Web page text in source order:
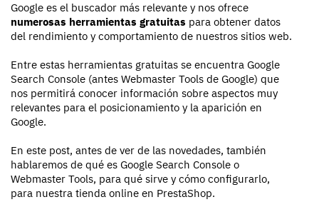
Google es el buscador más relevante y nos ofrece
numerosas herramientas gratuitas para obtener datos
del rendimiento y comportamiento de nuestros sitios web.
Entre estas herramientas gratuitas se encuentra Google
Search Console (antes Webmaster Tools de Google) que
nos permitirá conocer información sobre aspectos muy
relevantes para el posicionamiento y la aparición en
Google.
En este post, antes de ver de las novedades, también
hablaremos de qué es Google Search Console o
Webmaster Tools, para qué sirve y cómo configurarlo,
para nuestra tienda online en PrestaShop.